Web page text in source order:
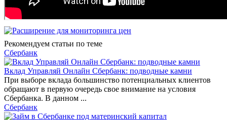
Рекомендуем статьи по теме
Сбербанк
Вклад Управляй Онлайн Сбербанк: подводные камни
При выборе вклада большинство потенциальных клиентов
обращают в первую очередь свое внимание на условия
Сбербанка. В данном ...
Сбербанк